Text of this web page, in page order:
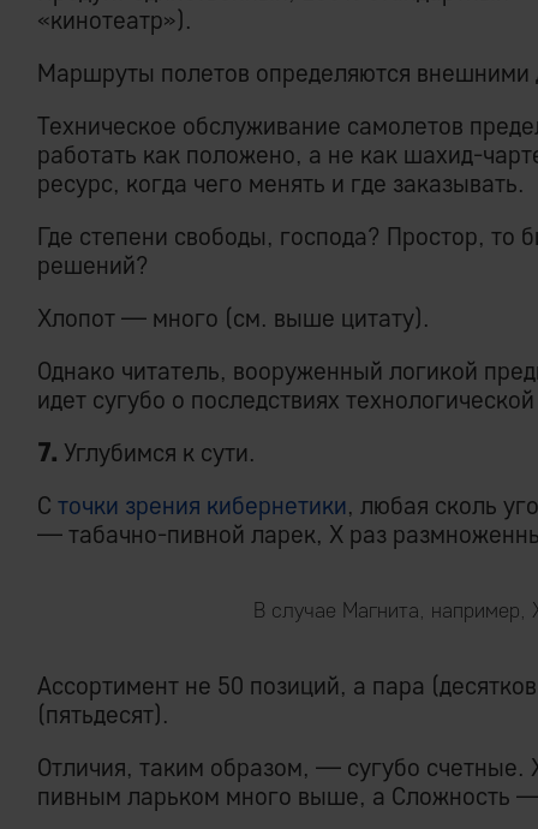
«кинотеатр»).
Маршруты полетов определяются внешними
Техническое обслуживание самолетов
работать как положено, а не как шахид-
ресурс, когда чего менять и где заказывать.
Где степени свободы, господа? Простор, то
решений?
Хлопот — много (см. выше цитату).
Однако читатель, вооруженный логикой
идет сугубо о последствиях
7. Углубимся к сути.
С точки зрения кибернетики, любая сколь
— табачно-пивной ларек, Х раз
В случае Магнита, например,
Ассортимент не 50 позиций, а пара
(пятьдесят).
Отличия, таким образом, — сугубо счетные.
пивным ларьком много выше, а Сложность